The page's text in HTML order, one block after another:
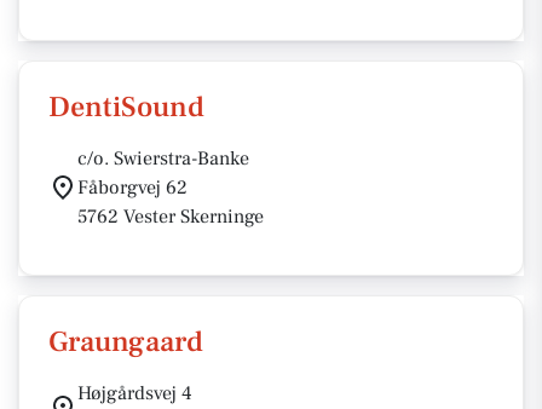
DentiSound
c/o. Swierstra-Banke
Fåborgvej 62
5762 Vester Skerninge
Graungaard
Højgårdsvej 4